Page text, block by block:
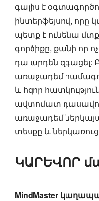
գալիս է
ինտերֆեյսով, որը
պետք է ունենա
գործիքը, քանի որ
դա արդեն զգացել:
առաջադեմ
և հզոր
ավտոմատ
առաջադեմ
տեսքը և
ԿԱՐԵՎՈՐ
MindMaster